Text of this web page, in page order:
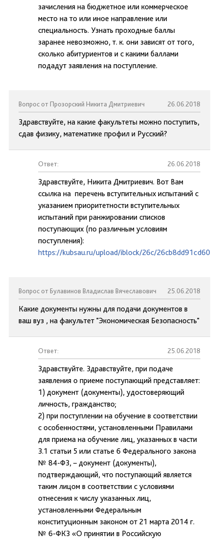
зачисления на бюджетное или коммерческое
место на то или иное направление или
специальность. Узнать проходные баллы
заранее невозможно, т. к. они зависят от того,
сколько абитуриентов и с какими баллами
подадут заявления на поступление.
Вопрос от Прозорский Никита Дмитриевич 26.06.2018
Здравствуйте, на какие факультеты можно поступить,
сдав физику, математике профил и Русский?
Ответ: 26.06.2018
Здравствуйте, Никита Дмитриевич. Вот Вам
ссылка на перечень вступительных испытаний с
указанием приоритетности вступительных
испытаний при ранжировании списков
поступающих (по различным условиям
поступления):
https://kubsau.ru/upload/iblock/26c/
Вопрос от Булавинов Владислав Вячеславович 25.06.2018
Какие документы нужны для подачи документов в
ваш вуз , на факультет "Экономическая Безопасность"
Ответ: 25.06.2018
Здравствуйте. Здравствуйте, при подаче
заявления о приеме поступающий представляет:
1) документ (документы), удостоверяющий
личность, гражданство;
2) при поступлении на обучение в соответствии
с особенностями, установленными Правилами
для приема на обучение лиц, указанных в части
3.1 статьи 5 или статье 6 Федерального закона
№ 84-ФЗ, – документ (документы),
подтверждающий, что поступающий является
таким лицом в соответствии с условиями
отнесения к числу указанных лиц,
установленными Федеральным
конституционным законом от 21 марта 2014 г.
№ 6-ФКЗ «О принятии в Российскую